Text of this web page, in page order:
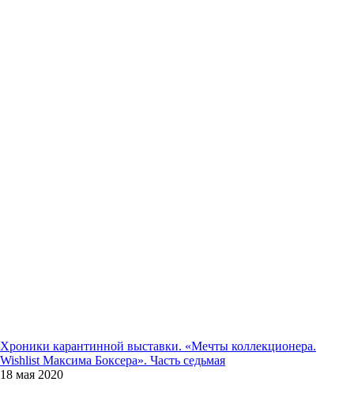
Хроники карантинной выставки. «Мечты коллекционера.
Wishlist Максима Боксера». Часть седьмая
18 мая 2020